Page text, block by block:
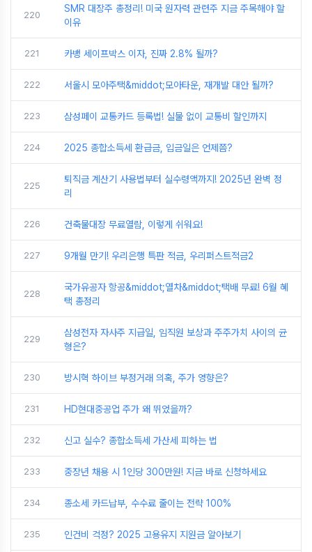
220
SMR 대장주 총정리! 미국 원자력 관련주 지금 주목해야 할
이유
221 카뱅 세이프박스 이자, 진짜 2.8% 될까?
222 서울시 모아주택&middot;모아타운, 재개발 대안 될까?
223 삼성페이 교통카드 등록법! 실물 없이 교통비 할인까지
224 2025 종합소득세 환급금, 입금일은 언제쯤?
225
퇴직금 계산기 사용법부터 실수령액까지! 2025년 완벽 정
리
226 건축물대장 무료열람, 이렇게 쉬워요!
227 9개월 만기! 우리은행 특판 적금, 우리퍼스트적금2
228
국가유공자 항공&middot;열차&middot;택배 무료! 6월 혜
택 총정리
229
삼성전자 자사주 지급일, 임직원 보상과 주주가치 사이의 균
형은?
230 방시혁 하이브 부정거래 의혹, 주가 영향은?
231 HD현대중공업 주가 왜 뛰었을까?
232 신고 실수? 종합소득세 가산세 피하는 법
233 중장년 채용 시 1인당 300만원! 지금 바로 신청하세요
234 종소세 카드납부, 수수료 줄이는 전략 100%
235 인건비 걱정? 2025 고용유지 지원금 알아보기